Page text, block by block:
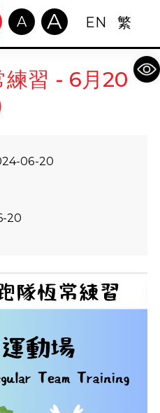
A A EN 繁
練習 - 6月20
06-20
20